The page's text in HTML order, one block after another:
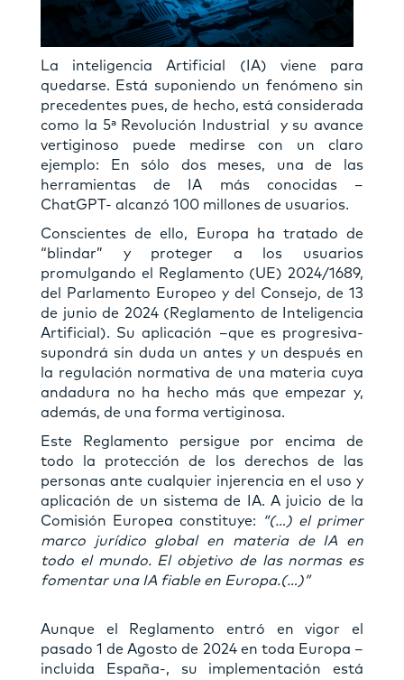
La inteligencia Artificial (IA) viene para
quedarse. Está suponiendo un fenómeno sin
precedentes pues, de hecho, está considerada
como la 5ª Revolución Industrial y su avance
vertiginoso puede medirse con un claro
ejemplo: En sólo dos meses, una de las
herramientas de IA más conocidas –
ChatGPT- alcanzó 100 millones de usuarios.
Conscientes de ello, Europa ha tratado de
“blindar” y proteger a los usuarios
promulgando el Reglamento (UE) 2024/1689,
del Parlamento Europeo y del Consejo, de 13
de junio de 2024 (Reglamento de Inteligencia
Artificial). Su aplicación –que es progresiva-
supondrá sin duda un antes y un después en
la regulación normativa de una materia cuya
andadura no ha hecho más que empezar y,
además, de una forma vertiginosa.
Este Reglamento persigue por encima de
todo la protección de los derechos de las
personas ante cualquier injerencia en el uso y
aplicación de un sistema de IA. A juicio de la
Comisión Europea constituye:
“(…) el primer
marco jurídico global en materia de IA en
todo el mundo. El objetivo de las normas es
fomentar una IA fiable en Europa.(…)”
Aunque el Reglamento entró en vigor el
pasado 1 de Agosto de 2024 en toda Europa –
incluida España-, su implementación está